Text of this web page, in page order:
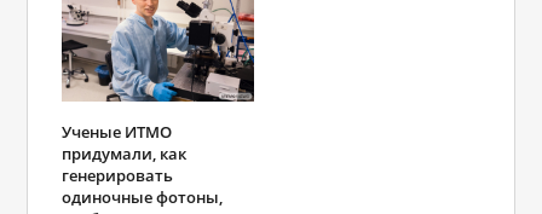
Ученые ИТМО
придумали, как
генерировать
одиночные фотоны,